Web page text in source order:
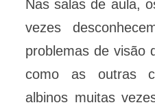
Nas salas de aula,
vezes
problemas de visão
como as outras
albinos muitas